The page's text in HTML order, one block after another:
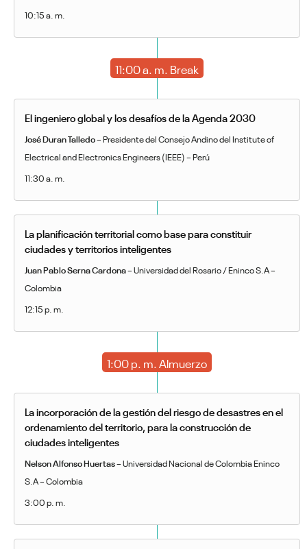
10:15 a. m.
11:00 a. m. Break
El ingeniero global y los desafíos de la Agenda 2030
José Duran Talledo– Presidente del Consejo Andino del Institute of
Electrical and Electronics Engineers (IEEE) – Perú
11:30 a. m.
La planificación territorial como base para constituir
ciudades y territorios inteligentes
Juan Pablo Serna Cardona– Universidad del Rosario / Eninco S.A –
Colombia
12:15 p. m.
1:00 p. m. Almuerzo
La incorporación de la gestión del riesgo de desastres en el
ordenamiento del territorio, para la construcción de
ciudades inteligentes
Nelson Alfonso Huertas– Universidad Nacional de Colombia Eninco
S.A – Colombia
3:00 p. m.